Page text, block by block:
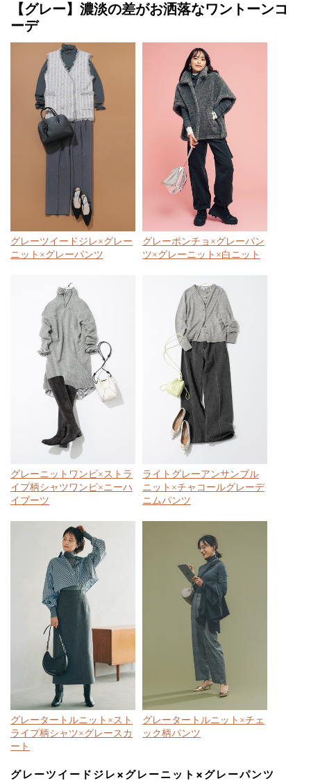
【グレー】濃淡の差がお洒落なワントーンコ
ーデ
グレーツイードジレ×グレー
ニット×グレーパンツ
グレーポンチョ×グレーパン
ツ×グレーニット×白ニット
グレーニットワンピ×ストラ
イプ柄シャツワンピ×ニーハ
イブーツ
ライトグレーアンサンブル
ニット×チャコールグレーデ
ニムパンツ
グレータートルニット×スト
ライプ柄シャツ×グレースカ
ート
グレータートルニット×チェ
ック柄パンツ
グレーツイードジレ×グレーニット×グレーパンツ